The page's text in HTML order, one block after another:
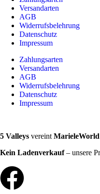
Versandarten
AGB
Widerrufsbelehrung
Datenschutz
Impressum
Zahlungsarten
Versandarten
AGB
Widerrufsbelehrung
Datenschutz
Impressum
5 Valleys vereint MarieleWorld
Kein Ladenverkauf– unsere